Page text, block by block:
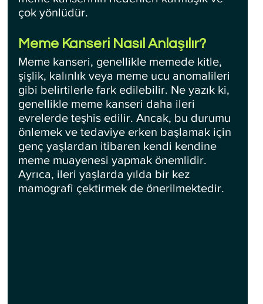
çok yönlüdür.
Meme Kanseri Nasıl Anlaşılır?
Meme kanseri, genellikle memede kitle,
şişlik, kalınlık veya meme ucu anomalileri
gibi belirtilerle fark edilebilir. Ne yazık ki,
genellikle meme kanseri daha ileri
evrelerde teşhis edilir. Ancak, bu durumu
önlemek ve tedaviye erken başlamak için
genç yaşlardan itibaren kendi kendine
meme muayenesi yapmak önemlidir.
Ayrıca, ileri yaşlarda yılda bir kez
mamografi çektirmek de önerilmektedir.